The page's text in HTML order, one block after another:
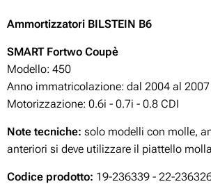
Ammortizzatori BILSTEIN B6
SMART Fortwo Coupè
Modello: 450
Anno immatricolazione: dal 2004 al 2007
Motorizzazione: 0.6i - 0.7i - 0.8 CDI
Note tecniche: solo modelli con molle,
anteriori si deve utilizzare il piattello
Codice prodotto: 19-236339 - 22-